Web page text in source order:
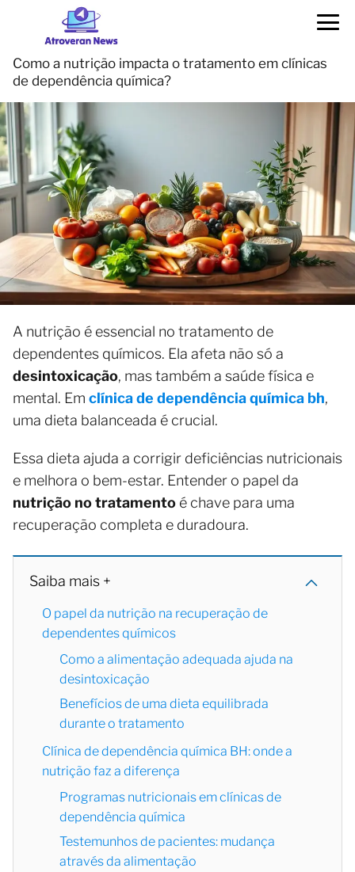
Como a nutrição impacta o tratamento em clínicas
de dependência química?
A nutrição é essencial no tratamento de
dependentes químicos. Ela afeta não só a
desintoxicação, mas também a saúde física e
mental. Em clínica de dependência química bh,
uma dieta balanceada é crucial.
Essa dieta ajuda a corrigir deficiências nutricionais
e melhora o bem-estar. Entender o papel da
nutrição no tratamento é chave para uma
recuperação completa e duradoura.
Saiba mais +
O papel da nutrição na recuperação de
dependentes químicos
Como a alimentação adequada ajuda na
desintoxicação
Benefícios de uma dieta equilibrada
durante o tratamento
Clínica de dependência química BH: onde a
nutrição faz a diferença
Programas nutricionais em clínicas de
dependência química
Testemunhos de pacientes: mudança
através da alimentação